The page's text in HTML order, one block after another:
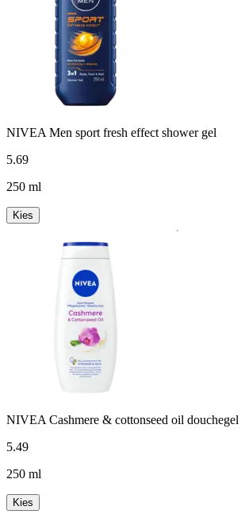
NIVEA Men sport fresh effect shower gel
5.69
250 ml
Kies
NIVEA Cashmere & cottonseed oil douchegel
5.49
250 ml
Kies